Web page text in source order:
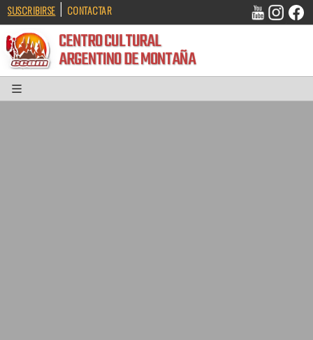
SUSCRIBIRSE | CONTACTAR
CENTRO CULTURAL
ARGENTINO DE MONTAÑA